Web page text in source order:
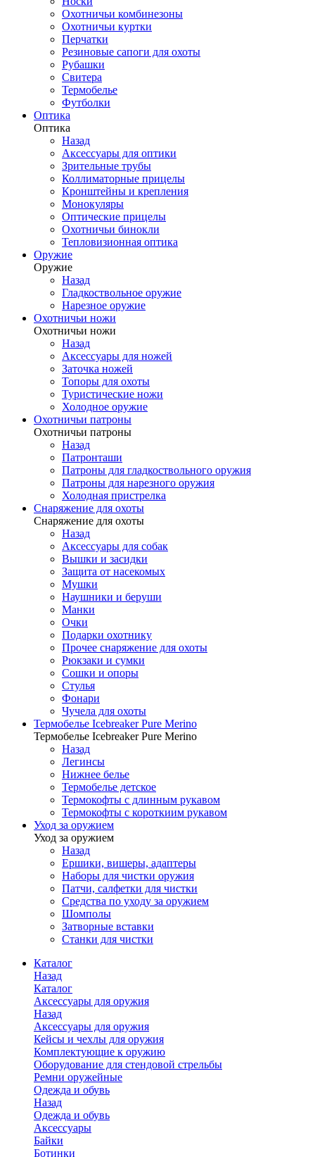
Охотничьи комбинезоны
Охотничьи куртки
Перчатки
Резиновые сапоги для охоты
Рубашки
Свитера
Термобелье
Футболки
Оптика
Оптика
Назад
Аксессуары для оптики
Зрительные трубы
Коллиматорные прицелы
Кронштейны и крепления
Монокуляры
Оптические прицелы
Охотничьи бинокли
Тепловизионная оптика
Оружие
Оружие
Назад
Гладкоствольное оружие
Нарезное оружие
Охотничьи ножи
Охотничьи ножи
Назад
Аксессуары для ножей
Заточка ножей
Топоры для охоты
Туристические ножи
Холодное оружие
Охотничьи патроны
Охотничьи патроны
Назад
Патронташи
Патроны для гладкоствольного оружия
Патроны для нарезного оружия
Холодная пристрелка
Снаряжение для охоты
Снаряжение для охоты
Назад
Аксессуары для собак
Вышки и засидки
Защита от насекомых
Мушки
Наушники и беруши
Манки
Очки
Подарки охотнику
Прочее снаряжение для охоты
Рюкзаки и сумки
Сошки и опоры
Стулья
Фонари
Чучела для охоты
Термобелье Icebreaker Pure Merino
Термобелье Icebreaker Pure Merino
Назад
Легинсы
Нижнее белье
Термобелье детское
Термокофты с длинным рукавом
Термокофты с короткиим рукавом
Уход за оружием
Уход за оружием
Назад
Ершики, вишеры, адаптеры
Наборы для чистки оружия
Патчи, салфетки для чистки
Средства по уходу за оружием
Шомполы
Затворные вставки
Станки для чистки
Каталог
Назад
Каталог
Аксессуары для оружия
Назад
Аксессуары для оружия
Кейсы и чехлы для оружия
Комплектующие к оружию
Оборудование для стендовой стрельбы
Ремни оружейные
Одежда и обувь
Назад
Одежда и обувь
Аксессуары
Байки
Ботинки